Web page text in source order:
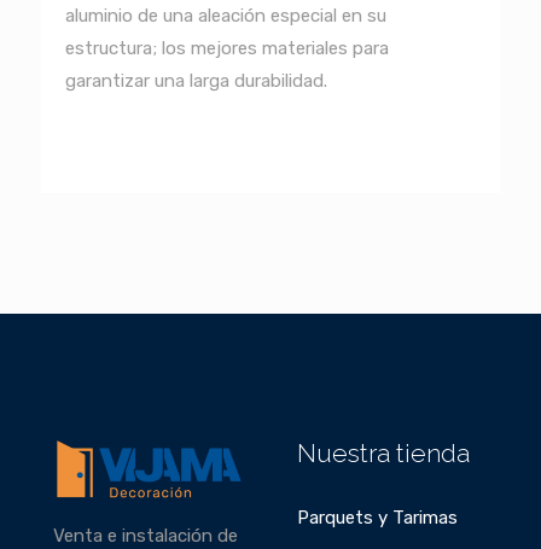
aluminio de una aleación especial en su
estructura; los mejores materiales para
garantizar una larga durabilidad.
Venta e instalación de
Nuestra tienda
Parquets y Tarimas